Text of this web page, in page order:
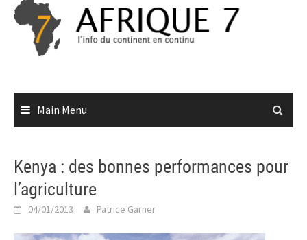
Skip
content
Main Menu
Kenya : des bonnes performances pour
l’agriculture
04/01/2013 Patrice Garner